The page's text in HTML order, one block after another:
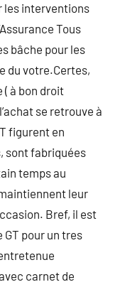
les interventions
Tous
bâche pour les
du votre.Certes,
à bon droit
se retrouve à
figurent en
sont fabriquées
temps au
leur
Bref, il est
pour un tres
carnet de